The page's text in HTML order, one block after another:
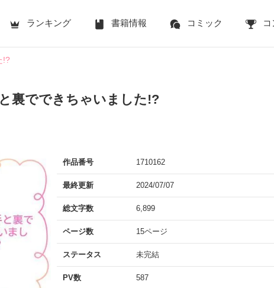
ランキング 書籍情報 コミック
!?
裏でできちゃいました!?
作品番号 1710162
最終更新 2024/07/07
総文字数 6,899
ページ数 15ページ
ステータス 未完結
PV数 587